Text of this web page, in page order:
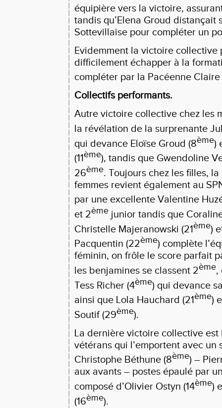
équipière vers la victoire,
tandis qu’Elena Groud distançait
Sottevillaise pour compléter un
Evidemment la victoire collective
difficilement échapper à la
compléter par la Pacéenne Claire
Collectifs performants.
Autre victoire collective chez les
la révélation de la surprenante
qui devance Eloïse Groud (8ème)
(11ème), tandis que Gwendoline
26ème. Toujours chez les filles,
femmes revient également au
par une excellente Valentine
et 2ème junior tandis que
Christelle Majeranowski (21ème)
Pacquentin (22ème) complète
féminin, on frôle le score parfait
les benjamines se classent 2ème,
Tess Richer (4ème) qui devance
ainsi que Lola Hauchard (21ème)
Soutif (29ème).
La dernière victoire collective
vétérans qui l’emportent avec un
Christophe Béthune (8ème) –
aux avants – postes épaulé par
composé d’Olivier Ostyn (14ème)
(16ème).